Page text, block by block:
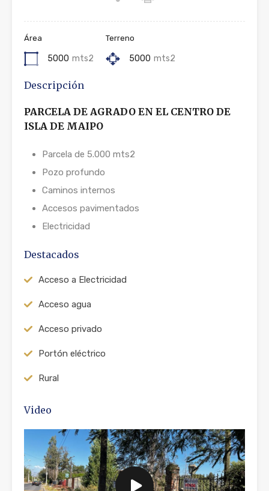
Área
5000 mts2
Terreno
5000 mts2
Descripción
PARCELA DE AGRADO EN EL CENTRO DE
ISLA DE MAIPO
Parcela de 5.000 mts2
Pozo profundo
Caminos internos
Accesos pavimentados
Electricidad
Destacados
Acceso a Electricidad
Acceso agua
Acceso privado
Portón eléctrico
Rural
Video